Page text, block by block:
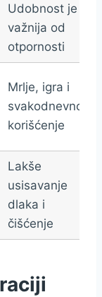
Udobnost je
važnija od
otpornosti
Mrlje, igra i
svakodnevno
korišćenje
Lakše
usisavanje
dlaka i
čišćenje